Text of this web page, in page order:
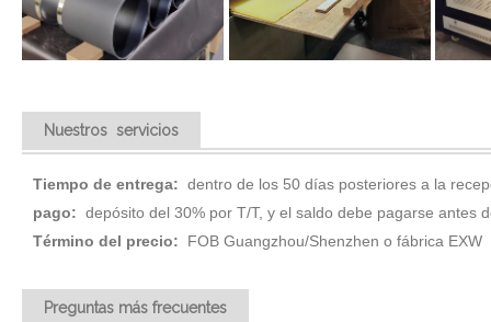
Nuestros servicios
Tiempo de entrega: dentro de los 50 días posteriores a la
pago: depósito del 30% por T/T, y el saldo debe pagarse antes
Término del precio: FOB Guangzhou/Shenzhen o fábrica EXW
Preguntas más frecuentes